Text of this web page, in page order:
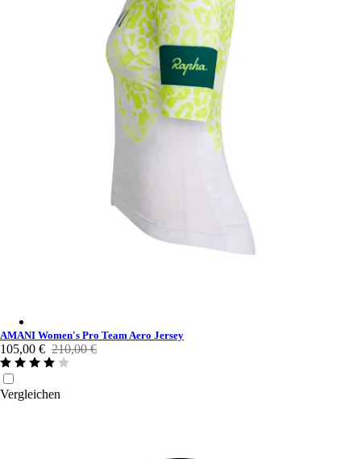
AMANI Women's Pro Team Aero Jersey
105,00 € 210,00 €
Vergleichen